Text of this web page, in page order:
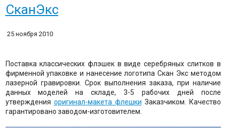
СканЭкс
25 ноября 2010
Поставка классических флэшек в виде серебряных слитков в
фирменной упаковке и нанесение логотипа Скан Экс методом
лазерной гравировки. Срок выполнения заказа, при наличие
данных моделей на складе, 3-5 рабочих дней после
утверждения оригинал-макета флешки Заказчиком. Качество
гарантировано заводом-изготовителем.